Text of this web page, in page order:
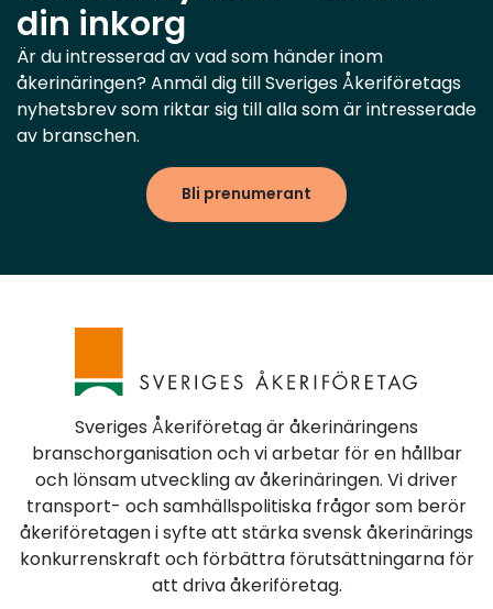
din inkorg
Är du intresserad av vad som händer inom
åkerinäringen? Anmäl dig till Sveriges Åkeriföretags
nyhetsbrev som riktar sig till alla som är intresserade
av branschen.
Bli prenumerant
Sveriges Åkeriföretag är åkerinäringens
branschorganisation och vi arbetar för en hållbar
och lönsam utveckling av åkerinäringen. Vi driver
transport- och samhällspolitiska frågor som berör
åkeriföretagen i syfte att stärka svensk åkerinärings
konkurrenskraft och förbättra förutsättningarna för
att driva åkeriföretag.